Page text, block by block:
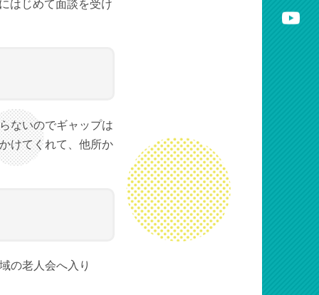
はじめて面談を受け
ないのでギャップは
けてくれて、他所か
の老人会へ入り